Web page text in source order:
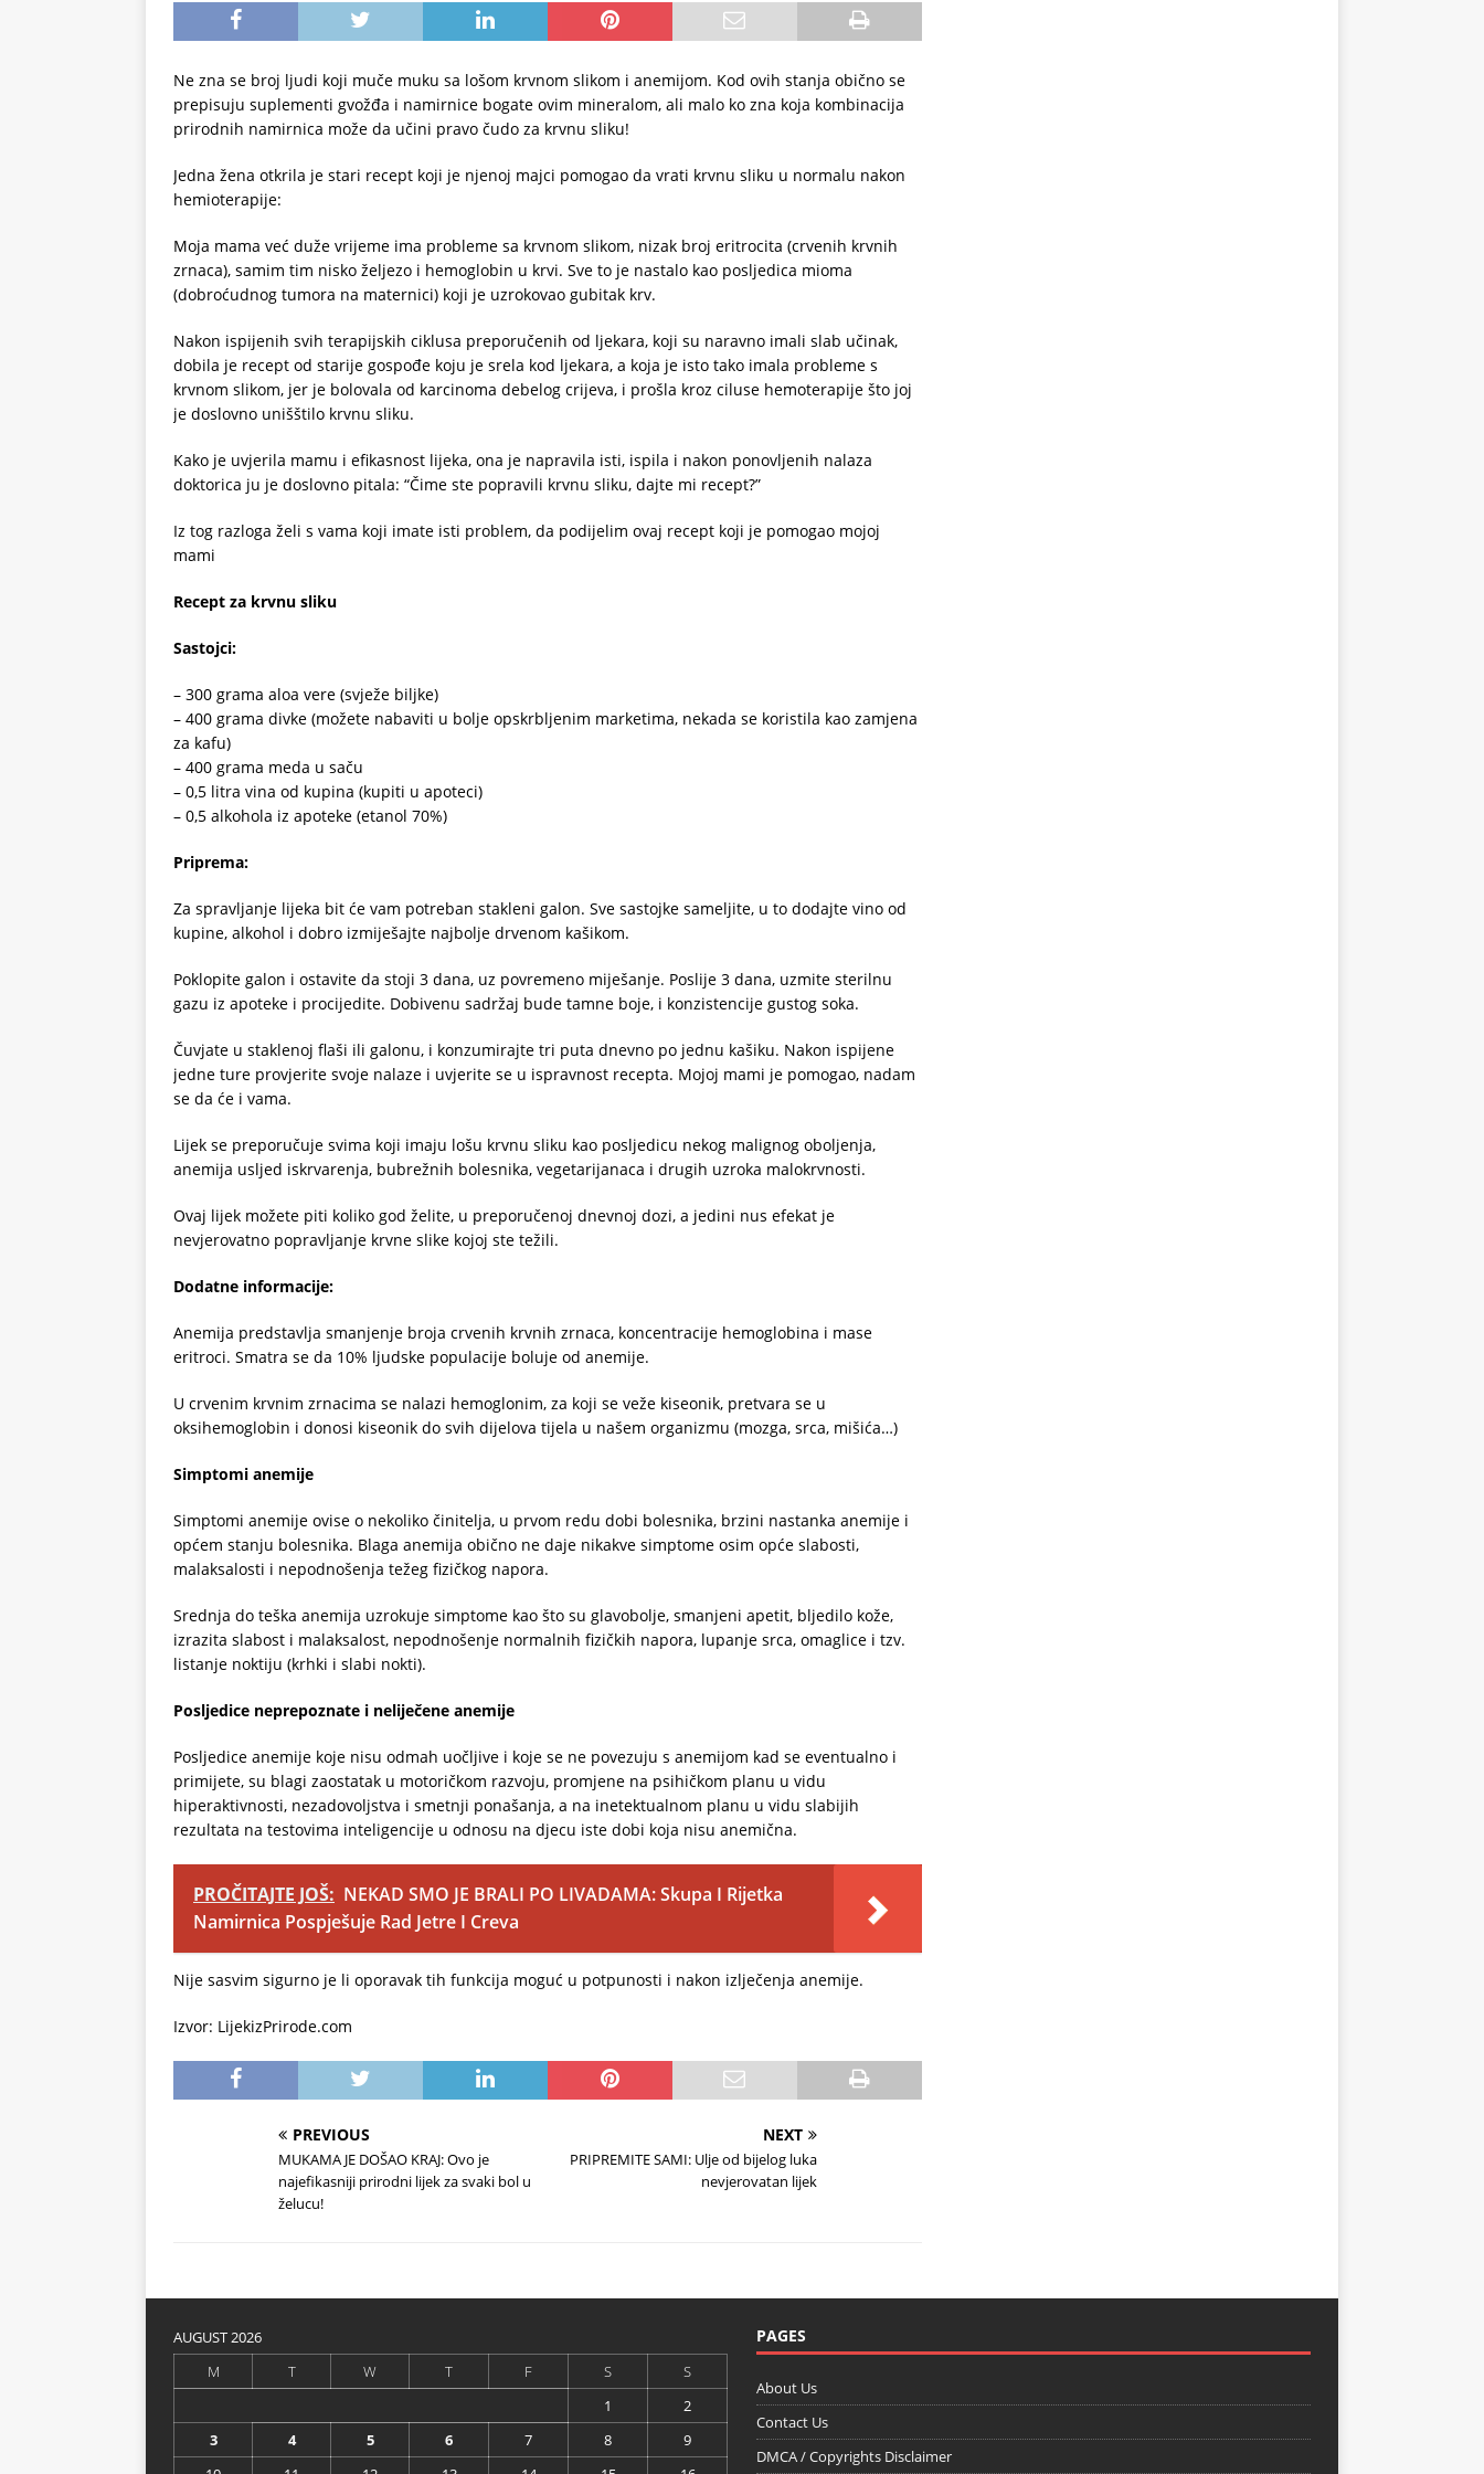
Ne zna se broj ljudi koji muče muku sa lošom krvnom slikom i anemijom. Kod ovih stanja obično se
prepisuju suplementi gvožđa i namirnice bogate ovim mineralom, ali malo ko zna koja kombinacija
prirodnih namirnica može da učini pravo čudo za krvnu sliku!
Jedna žena otkrila je stari recept koji je njenoj majci pomogao da vrati krvnu sliku u normalu nakon
hemioterapije:
Moja mama već duže vrijeme ima probleme sa krvnom slikom, nizak broj eritrocita (crvenih krvnih
zrnaca), samim tim nisko željezo i hemoglobin u krvi. Sve to je nastalo kao posljedica mioma
(dobroćudnog tumora na maternici) koji je uzrokovao gubitak krv.
Nakon ispijenih svih terapijskih ciklusa preporučenih od ljekara, koji su naravno imali slab učinak,
dobila je recept od starije gospođe koju je srela kod ljekara, a koja je isto tako imala probleme s
krvnom slikom, jer je bolovala od karcinoma debelog crijeva, i prošla kroz ciluse hemoterapije što joj
je doslovno unišštilo krvnu sliku.
Kako je uvjerila mamu i efikasnost lijeka, ona je napravila isti, ispila i nakon ponovljenih nalaza
doktorica ju je doslovno pitala: “Čime ste popravili krvnu sliku, dajte mi recept?”
Iz tog razloga želi s vama koji imate isti problem, da podijelim ovaj recept koji je pomogao mojoj
mami
Recept za krvnu sliku
Sastojci:
– 300 grama aloa vere (svježe biljke)
– 400 grama divke (možete nabaviti u bolje opskrbljenim marketima, nekada se koristila kao zamjena
za kafu)
– 400 grama meda u saču
– 0,5 litra vina od kupina (kupiti u apoteci)
– 0,5 alkohola iz apoteke (etanol 70%)
Priprema:
Za spravljanje lijeka bit će vam potreban stakleni galon. Sve sastojke sameljite, u to dodajte vino od
kupine, alkohol i dobro izmiješajte najbolje drvenom kašikom.
Poklopite galon i ostavite da stoji 3 dana, uz povremeno miješanje. Poslije 3 dana, uzmite sterilnu
gazu iz apoteke i procijedite. Dobivenu sadržaj bude tamne boje, i konzistencije gustog soka.
Čuvjate u staklenoj flaši ili galonu, i konzumirajte tri puta dnevno po jednu kašiku. Nakon ispijene
jedne ture provjerite svoje nalaze i uvjerite se u ispravnost recepta. Mojoj mami je pomogao, nadam
se da će i vama.
Lijek se preporučuje svima koji imaju lošu krvnu sliku kao posljedicu nekog malignog oboljenja,
anemija usljed iskrvarenja, bubrežnih bolesnika, vegetarijanaca i drugih uzroka malokrvnosti.
Ovaj lijek možete piti koliko god želite, u preporučenoj dnevnoj dozi, a jedini nus efekat je
nevjerovatno popravljanje krvne slike kojoj ste težili.
Dodatne informacije:
Anemija predstavlja smanjenje broja crvenih krvnih zrnaca, koncentracije hemoglobina i mase
eritroci. Smatra se da 10% ljudske populacije boluje od anemije.
U crvenim krvnim zrnacima se nalazi hemoglonim, za koji se veže kiseonik, pretvara se u
oksihemoglobin i donosi kiseonik do svih dijelova tijela u našem organizmu (mozga, srca, mišića…)
Simptomi anemije
Simptomi anemije ovise o nekoliko činitelja, u prvom redu dobi bolesnika, brzini nastanka anemije i
općem stanju bolesnika. Blaga anemija obično ne daje nikakve simptome osim opće slabosti,
malaksalosti i nepodnošenja težeg fizičkog napora.
Srednja do teška anemija uzrokuje simptome kao što su glavobolje, smanjeni apetit, bljedilo kože,
izrazita slabost i malaksalost, nepodnošenje normalnih fizičkih napora, lupanje srca, omaglice i tzv.
listanje noktiju (krhki i slabi nokti).
Posljedice neprepoznate i neliječene anemije
Posljedice anemije koje nisu odmah uočljive i koje se ne povezuju s anemijom kad se eventualno i
primijete, su blagi zaostatak u motoričkom razvoju, promjene na psihičkom planu u vidu
hiperaktivnosti, nezadovoljstva i smetnji ponašanja, a na inetektualnom planu u vidu slabijih
rezultata na testovima inteligencije u odnosu na djecu iste dobi koja nisu anemična.
PROČITAJTE JOŠ: NEKAD SMO JE BRALI PO LIVADAMA: Skupa I Rijetka
Namirnica Pospješuje Rad Jetre I Creva
Nije sasvim sigurno je li oporavak tih funkcija moguć u potpunosti i nakon izlječenja anemije.
Izvor: LijekizPrirode.com
PREVIOUS
MUKAMA JE DOŠAO KRAJ: Ovo je
najefikasniji prirodni lijek za svaki bol u
želucu!
NEXT
PRIPREMITE SAMI: Ulje od bijelog luka
nevjerovatan lijek
AUGUST 2026
M
T W T F S
S
1
2
3
4 5 6 7 8
9
PAGES
About Us
Contact Us
DMCA / Copyrights Disclaimer